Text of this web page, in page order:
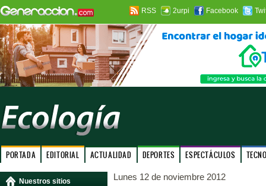
RSS 2urpi Facebook
PORTADA EDITORIAL ACTUALIDAD DEPORTES ESPECTÁCULOS
Nuestros sitios Lunes 12 de noviembre 2012